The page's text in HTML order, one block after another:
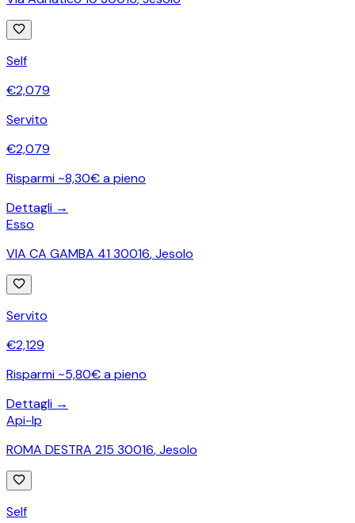
Self
€2,079
Servito
€2,079
Risparmi ~8,30€ a pieno
Dettagli →
Esso
VIA CA GAMBA 41 30016,Jesolo
Servito
€2,129
Risparmi ~5,80€ a pieno
Dettagli →
Api-Ip
ROMA DESTRA 215 30016,Jesolo
Self